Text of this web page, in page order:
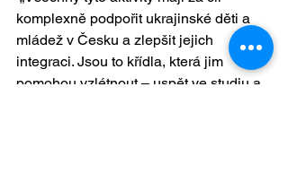
komplexně podpořit ukrajinské děti a
mládež v Česku a zlepšit jejich
integraci. Jsou to křídla, která jim
pomohou vzlétnout – uspět ve studiu a